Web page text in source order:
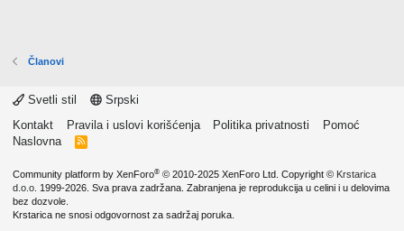
Članovi
Svetli stil
Srpski
Kontakt
Pravila i uslovi korišćenja Politika privatnosti
Pomoć
Naslovna
R
Community platform by XenForo® © 2010-2025 XenForo Ltd. Copyright © Krstarica
d.o.o. 1999-2026. Sva prava zadržana. Zabranjena je reprodukcija u celini i u delovima
bez dozvole.
Krstarica ne snosi odgovornost za sadržaj poruka.